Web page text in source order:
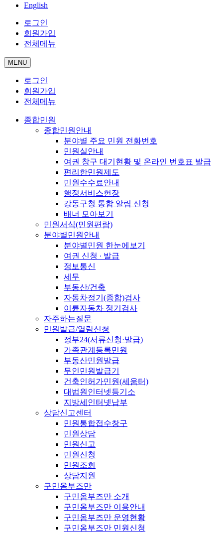
English
로그인
회원가입
전체메뉴
MENU
로그인
회원가입
전체메뉴
종합민원
종합민원안내
분야별 주요 민원 전화번호
민원실안내
여권 창구 대기현황 및 온라인 번호표 발급
편리한민원제도
민원수수료안내
행정서비스헌장
강동구청 통합 알림 신청
배너 모아보기
민원서식(민원편람)
분야별민원안내
분야별민원 한눈에보기
여권 신청 ∙ 발급
정보통신
세무
부동산/건축
자동차정기(종합)검사
이륜자동차 정기검사
자주하는질문
민원발급/열람신청
정부24(서류신청·발급)
가족관계등록민원
부동산민원발급
무인민원발급기
건축인허가민원(세움터)
대법원인터넷등기소
지방세인터넷납부
상담신고센터
민원통합접수창구
민원상담
민원신고
민원신청
민원조회
상담지원
구민옴부즈만
구민옴부즈만 소개
구민옴부즈만 이용안내
구민옴부즈만 운영현황
구민옴부즈만 민원신청